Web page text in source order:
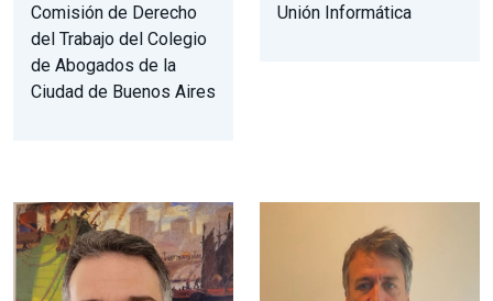
Comisión de Derecho
del Trabajo del Colegio
de Abogados de la
Ciudad de Buenos Aires
Unión Informática